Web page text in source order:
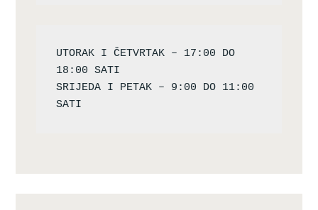
UTORAK I ČETVRTAK – 17:00 DO
18:00 SATI
SRIJEDA I PETAK – 9:00 DO 11:00